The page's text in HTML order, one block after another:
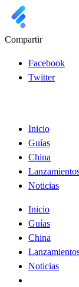
Compartir
Facebook
Twitter
Inicio
Guías
China
Noticias
Inicio
Guías
China
Noticias